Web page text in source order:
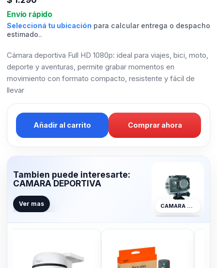
Envío rápido
Seleccioná tu ubicación para calcular entrega o despacho
estimado..
Cámara deportiva Full HD 1080p: ideal para viajes, bici, moto,
deporte y aventuras, permite grabar momentos en
movimiento con formato compacto, resistente y fácil de
llevar
Añadir al carrito Comprar ahora
Tambien puede interesarte:
CAMARA DEPORTIVA
Ver mas CAMARA DEPORTIVA